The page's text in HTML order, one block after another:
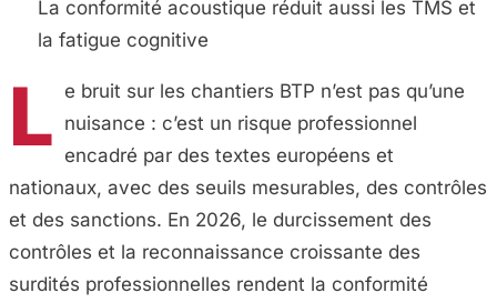
La conformité acoustique réduit aussi les TMS et
la fatigue cognitive
L e bruit sur les chantiers BTP n’est pas qu’une
nuisance : c’est un risque professionnel
encadré par des textes européens et
nationaux, avec des seuils mesurables, des contrôles
et des sanctions. En 2026, le durcissement des
contrôles et la reconnaissance croissante des
surdités professionnelles rendent la conformité